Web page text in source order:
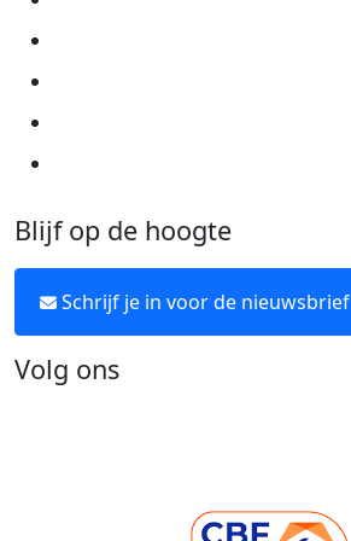
Blijf op de hoogte
Schrijf je in voor de nieuwsbrief
Volg ons